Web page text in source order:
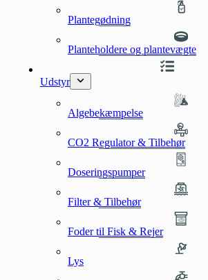
Plantegødning
Planteholdere og plantevægte
Udstyr
Algebekæmpelse
CO2 Regulator & Tilbehør
Doseringspumper
Filter & Tilbehør
Foder til Fisk & Rejer
Lys